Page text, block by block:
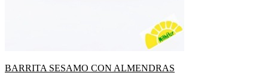
BARRITA SESAMO CON ALMENDRAS